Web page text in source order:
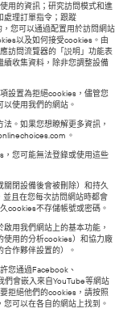
用的資訊；研究訪問模式和進
處理訂單指令；跟蹤
您可以通過配置用於訪問網站
以及如何接受cookies。由
訪問流覽器的「説明」功能表
續收集資料，除非您調整設備
設置為拒絕cookies，儘管您
使用我們的網站。
。如果您想瞭解更多資訊，
。
您可能無法登錄或使用這些
閉設備後會被刪除）和持久
且在您每次訪問網站時都會
cookies不存儲帳號或密碼。
用我們網站上的基本功能，
使用的分析cookies）和協力廠
作夥伴設置的）。
您通過Facebook、
們會嵌入來自YouTube等網站
拒絕他們的cookies，請按照
可以在各自的網站上找到。